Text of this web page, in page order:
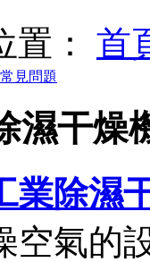
置： 首
常見問題
濕干燥
業除濕
空氣的